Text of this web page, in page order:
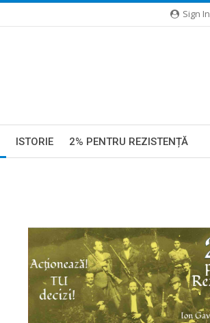
Sign In
ISTORIE 2% PENTRU REZISTENȚĂ